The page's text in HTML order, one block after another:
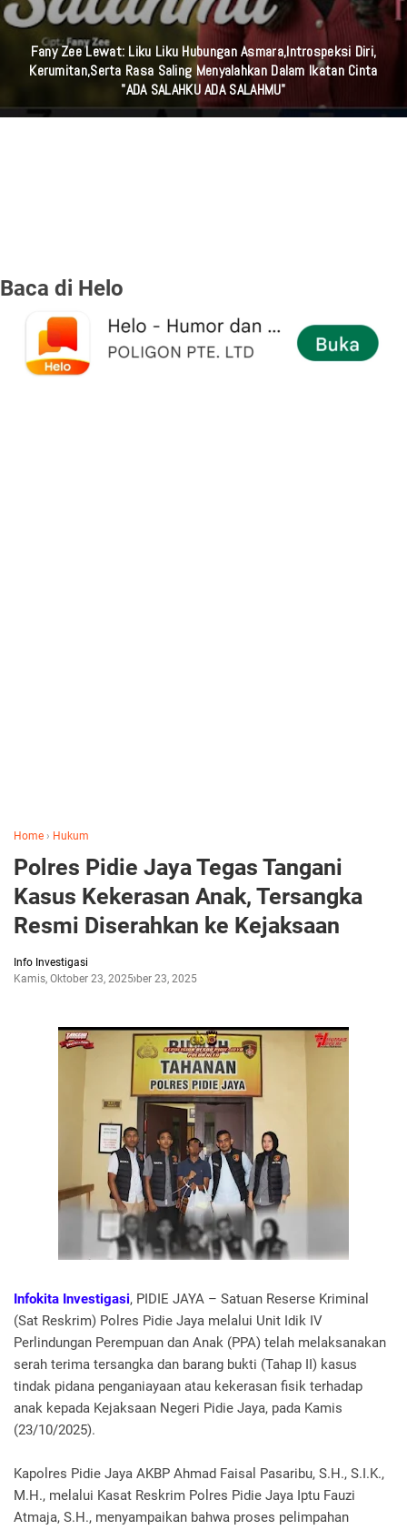
Fany Zee Lewat: Liku Liku Hubungan Asmara,Introspeksi Diri,
Kerumitan,serta Rasa Saling Menyalahkan Dalam Ikatan Cinta
"ADA SALAHKU ADA SALAHMU"
Baca di Helo
Home › Hukum
Polres Pidie Jaya Tegas Tangani
Kasus Kekerasan Anak, Tersangka
Resmi Diserahkan ke Kejaksaan
Info Investigasi
Kamis, Oktober 23, 2025Oktober 23, 2025
Infokita Investigasi, PIDIE JAYA – Satuan Reserse Kriminal
(Sat Reskrim) Polres Pidie Jaya melalui Unit Idik IV
Perlindungan Perempuan dan Anak (PPA) telah melaksanakan
serah terima tersangka dan barang bukti (Tahap II) kasus
tindak pidana penganiayaan atau kekerasan fisik terhadap
anak kepada Kejaksaan Negeri Pidie Jaya, pada Kamis
(23/10/2025).
Kapolres Pidie Jaya AKBP Ahmad Faisal Pasaribu, S.H., S.I.K.,
M.H., melalui Kasat Reskrim Polres Pidie Jaya Iptu Fauzi
Atmaja, S.H., menyampaikan bahwa proses pelimpahan